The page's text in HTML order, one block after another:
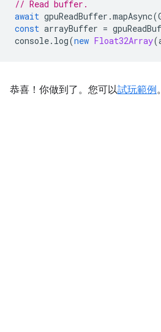
// Read buffer.
await gpuReadBuffer .mapAsync(
const arrayBuffer =
console. log(new Float32Array(
恭喜！你做到了。您可以試玩範例。